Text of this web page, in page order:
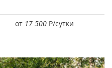
от 17 500 Р/сутки